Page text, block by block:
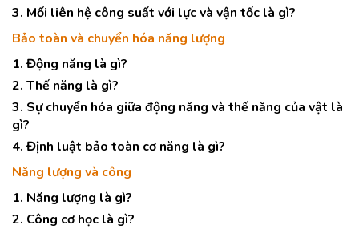
3. Mối liên hệ công suất với lực và vận tốc là gì?
Bảo toàn và chuyển hóa năng lượng
1. Động năng là gì?
2. Thế năng là gì?
3. Sự chuyển hóa giữa động năng và thế năng của vật là
gì?
4. Định luật bảo toàn cơ năng là gì?
Năng lượng và công
1. Năng lượng là gì?
2. Công cơ học là gì?